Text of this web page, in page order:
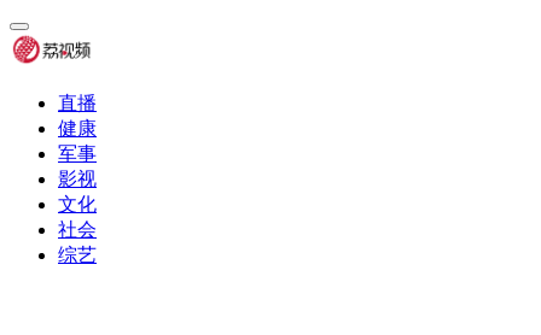
直播
健康
军事
影视
文化
社会
综艺